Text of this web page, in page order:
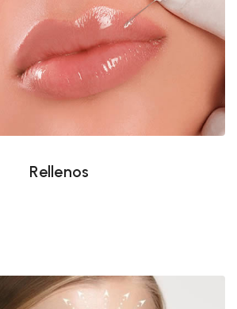
Rellenos
Rellenos